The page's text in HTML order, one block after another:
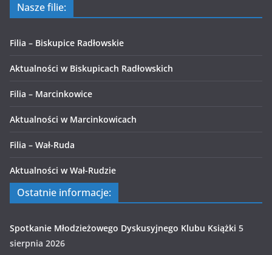
Nasze filie:
Filia – Biskupice Radłowskie
Aktualności w Biskupicach Radłowskich
Filia – Marcinkowice
Aktualności w Marcinkowicach
Filia – Wał-Ruda
Aktualności w Wał-Rudzie
Ostatnie informacje:
Spotkanie Młodzieżowego Dyskusyjnego Klubu Książki 5
sierpnia 2026